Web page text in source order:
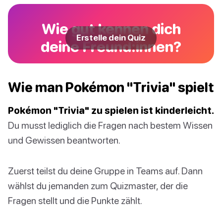
Wie gut kennen dich
deine Freund:innen?
Erstelle dein Quiz
Wie man Pokémon "Trivia" spielt
Pokémon "Trivia" zu spielen ist kinderleicht.
Du musst lediglich die Fragen nach bestem Wissen
und Gewissen beantworten.
Zuerst teilst du deine Gruppe in Teams auf. Dann
wählst du jemanden zum Quizmaster, der die
Fragen stellt und die Punkte zählt.